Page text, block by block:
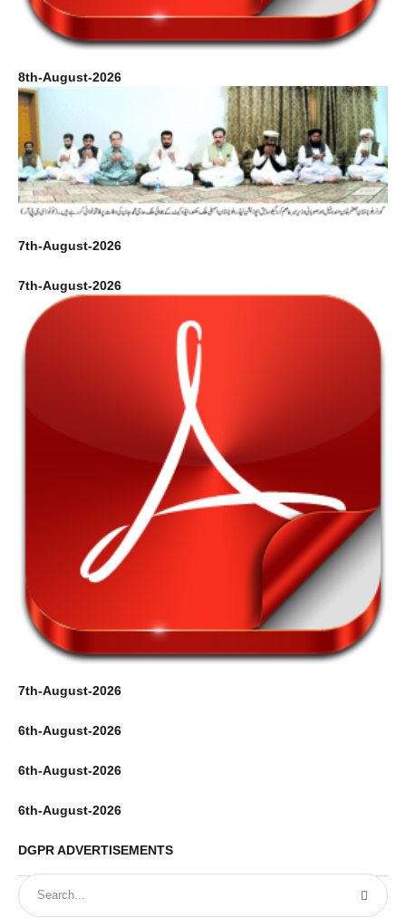
8th-August-2026
7th-August-2026
7th-August-2026
7th-August-2026
6th-August-2026
6th-August-2026
6th-August-2026
DGPR ADVERTISEMENTS